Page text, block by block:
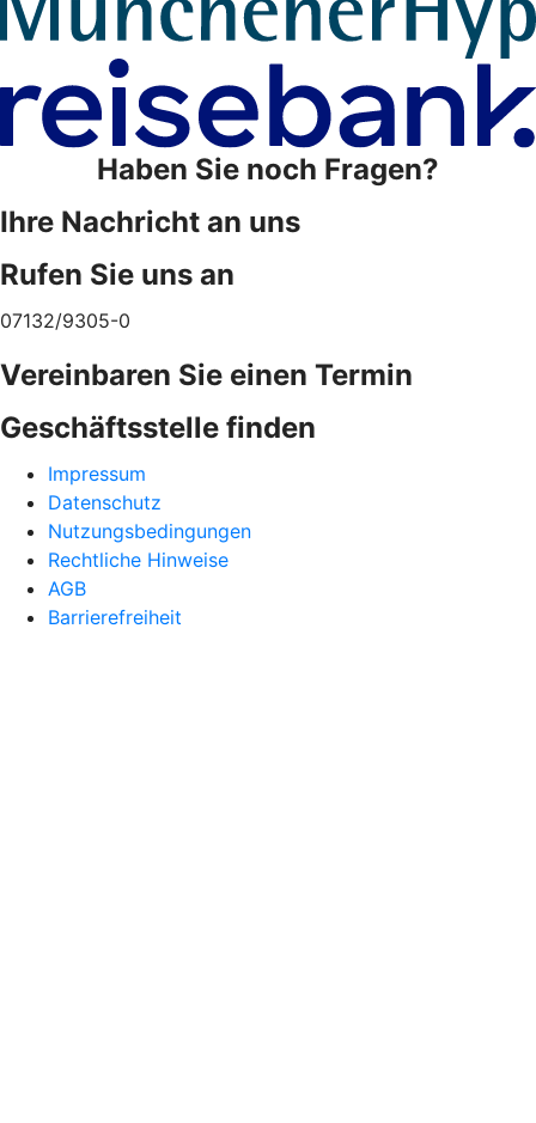
Haben Sie noch Fragen?
Ihre Nachricht an uns
Rufen Sie uns an
07132/9305-0
Vereinbaren Sie einen Termin
Geschäftsstelle finden
Impressum
Datenschutz
Nutzungsbedingungen
Rechtliche Hinweise
AGB
Barrierefreiheit